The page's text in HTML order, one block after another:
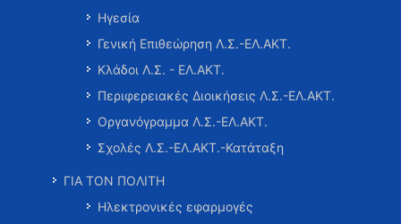
Ηγεσία
Γενική Επιθεώρηση Λ.Σ.-ΕΛ.ΑΚΤ.
Κλάδοι Λ.Σ. - ΕΛ.ΑΚΤ.
Περιφερειακές Διοικήσεις Λ.Σ.-ΕΛ.ΑΚΤ.
Οργανόγραμμα Λ.Σ.-ΕΛ.ΑΚΤ.
Σχολές Λ.Σ.-ΕΛ.ΑΚΤ.-Κατάταξη
ΓΙΑ ΤΟΝ ΠΟΛΙΤΗ
Ηλεκτρονικές εφαρμογές